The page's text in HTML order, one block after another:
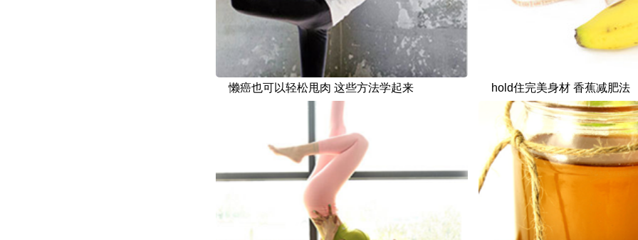
懒癌也可以轻松甩肉 这些方法学起来 hold住完美身材 香蕉减肥法